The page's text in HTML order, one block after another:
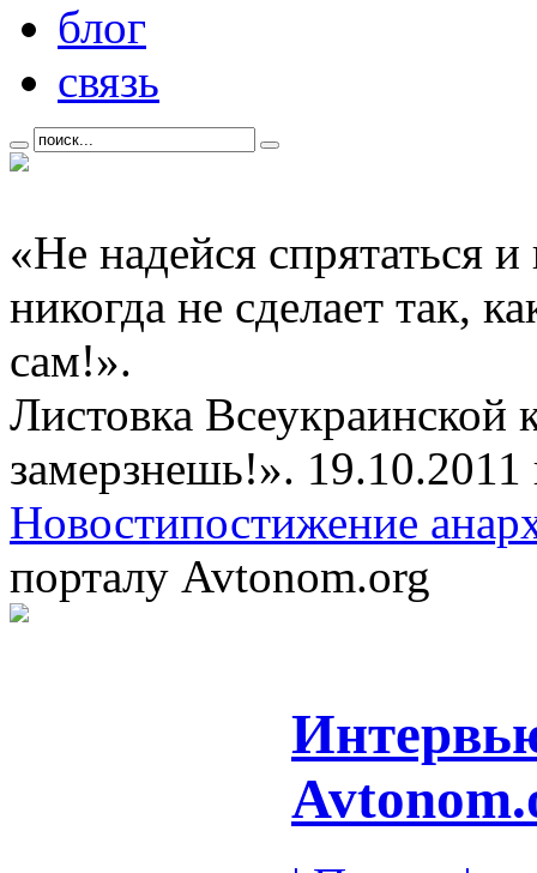
блог
связь
«Не надейся спрятаться
никогда не сделает так,
сам!».
Листовка Всеукраинской
замерзнешь!». 19.10.2011
Новостипостижение
порталу Avtonom.org